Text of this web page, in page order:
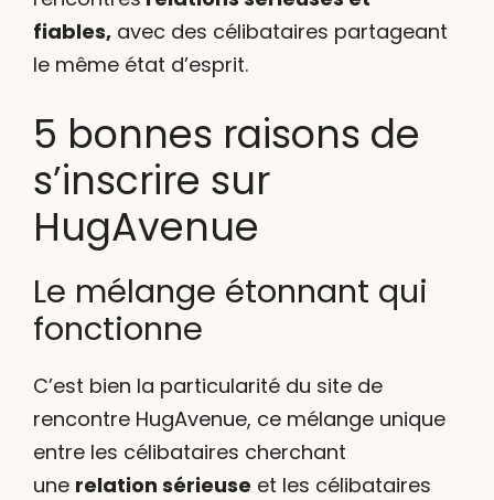
fiables, avec des célibataires partageant
le même état d’esprit.
5 bonnes raisons de
s’inscrire sur
HugAvenue
Le mélange étonnant qui
fonctionne
C’est bien la particularité du site de
rencontre HugAvenue, ce mélange unique
entre les célibataires cherchant
une relation sérieuse et les célibataires